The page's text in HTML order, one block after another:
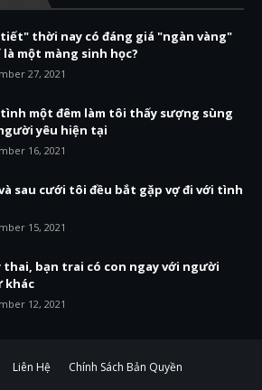
thời nay có đáng giá "ngàn vàng"
là một màng sinh học?
27, 2021
một đêm làm tôi thấy sượng sùng
yêu hiện tại
16, 2021
sau cưới tôi đều bắt gặp vợ đi với tình
15, 2021
thai, bạn trai có con ngay với người
khác
12, 2021
Liên Hệ
Chính Sách Bản Quyền